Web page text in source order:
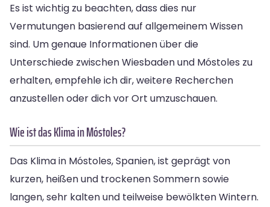
Es ist wichtig zu beachten, dass dies nur
Vermutungen basierend auf allgemeinem Wissen
sind. Um genaue Informationen über die
Unterschiede zwischen Wiesbaden und Móstoles zu
erhalten, empfehle ich dir, weitere Recherchen
anzustellen oder dich vor Ort umzuschauen.
Wie ist das Klima in Móstoles?
Das Klima in Móstoles, Spanien, ist geprägt von
kurzen, heißen und trockenen Sommern sowie
langen, sehr kalten und teilweise bewölkten Wintern.